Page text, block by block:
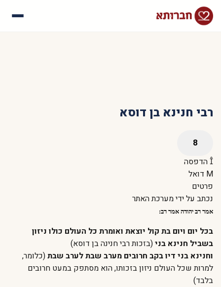
רבי חנינא בן דוסא
הדפסה
דואל
פרטים
נכתב על ידימערכת האתר
אמר רב יהודה אמר רב:
בכל יום ויום בת קול יוצאת ואומרת כל העולם כולו ניזון
בשביל חנינא בני(בזכות רבי חנינה בן דוסא)
וחנינא בני דיו בקב חרובים מערב שבת לערב שבת(כלומר,
למרות שכל העולם ניזון בזכותו, הוא מסתפק במעט חרובים
בלבד)